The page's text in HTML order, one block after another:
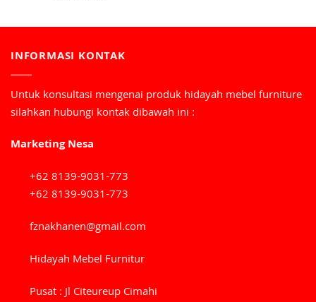
INFORMASI KONTAK
Untuk konsultasi mengenai produk hidayah mebel furniture
silahkan hubungi kontak dibawah ini :
Marketing Nesa
+62 8139-9031-773
+62 8139-9031-773
fznakhanen@gmail.com
Hidayah Mebel Furnitur
Pusat : Jl Citeureup Cimahi